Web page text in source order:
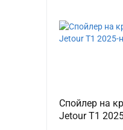
Спойлер на
Jetour T1